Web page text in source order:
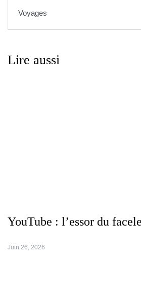
Voyages
Lire aussi
YouTube : l’essor du
Juin 26, 2026